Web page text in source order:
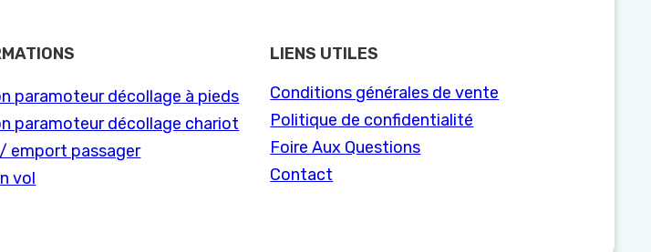
paramoteur décollage à pieds
paramoteur décollage chariot
emport passager
vol
LIENS UTILES
Conditions générales de vente
Politique de confidentialité
Foire Aux Questions
Contact